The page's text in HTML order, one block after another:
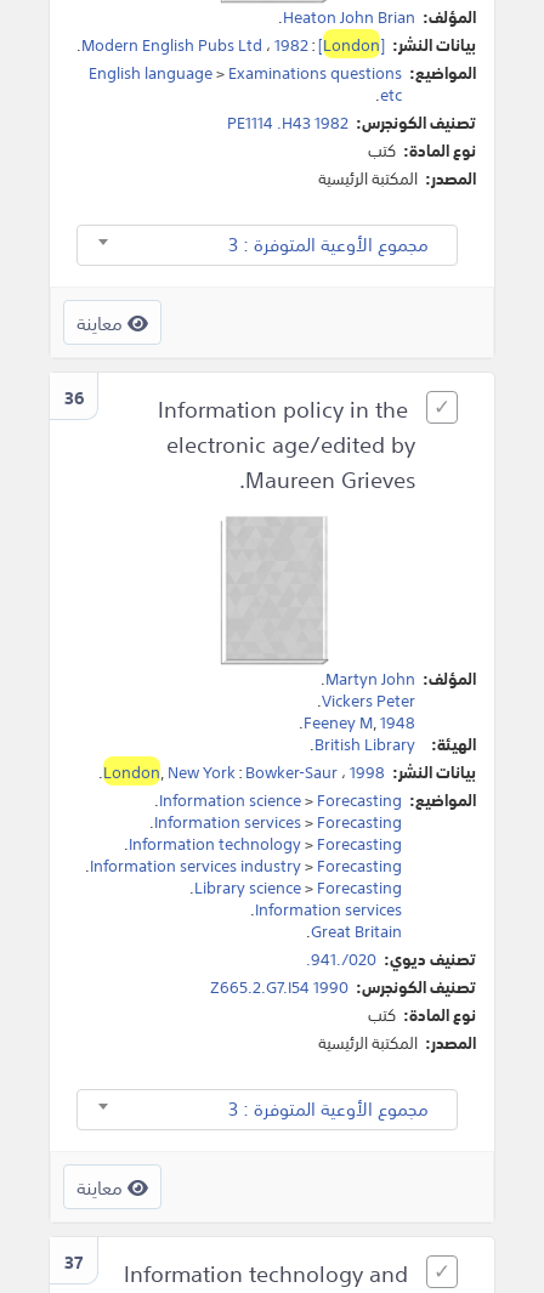
المؤلف: Heaton John Brian
.
بيانات النشر: [
London
]
:
Modern English Pubs Ltd ،1982
.
المواضيع:
English language>Examinations questions
etc
.
تصنيف الكونجرس: PE1114 .H43 1982
نوع المادة: كتب
المصدر: المكتبة الرئيسية
مجموع الأوعية المتوفرة : 3
معاينة
36
Information policy in the
electronic age/edited by
Maureen Grieves.
المؤلف: Martyn John
.
Vickers Peter
.
Feeney M,1948
.
الهيئة: British Library
.
بيانات النشر:
London,New York:Bowker-Saur،1998
.
المواضيع:
Information science>Forecasting
.
Information services>Forecasting
.
Information technology>Forecasting
.
Information services industry>Forecasting
.
Library science>Forecasting
.
Information services
.
Great Britain
.
تصنيف ديوي: 020/.941.
تصنيف الكونجرس: Z665.2.G7.I54 1990
نوع المادة: كتب
المصدر: المكتبة الرئيسية
مجموع الأوعية المتوفرة : 3
معاينة
37
Information technology and